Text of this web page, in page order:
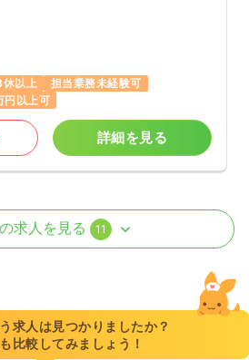
以上
担当業務未経験可
円以上可
詳細を見る
求人を見る 11
求人は見つかりましたか？
比較してみましょう！